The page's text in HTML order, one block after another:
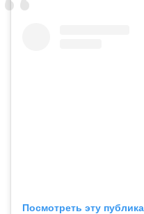
Посмотреть эту